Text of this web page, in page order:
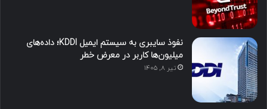
نفوذ سایبری به سیستم ایمیل KDDI؛ داده‌های
میلیون‌ها کاربر در معرض خطر
تیر ۸, ۱۴۰۵